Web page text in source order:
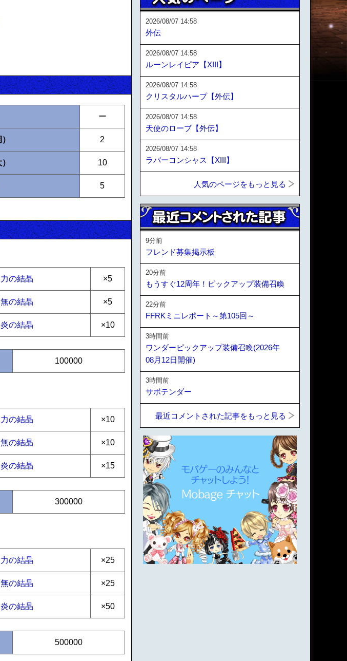
ー
2
10
5
力の結晶 ×5
無の結晶 ×5
炎の結晶 ×10
100000
力の結晶 ×10
無の結晶 ×10
炎の結晶 ×15
300000
力の結晶 ×25
無の結晶 ×25
炎の結晶 ×50
500000
2026/08/07 14:58
外伝
2026/08/07 14:58
ルーンレイピア【XIII】
2026/08/07 14:58
クリスタルハープ【外伝】
2026/08/07 14:58
天使のローブ【外伝】
2026/08/07 14:58
ラバーコンシャス【XIII】
人気のページをもっと見る
9分前
フレンド募集掲示板
20分前
もうすぐ12周年！ピックアップ装備召喚
22分前
FFRKミニレポート～第105回～
3時間前
ワンダーピックアップ装備召喚(2026年
08月12日開催)
3時間前
サボテンダー
最近コメントされた記事をもっと見る